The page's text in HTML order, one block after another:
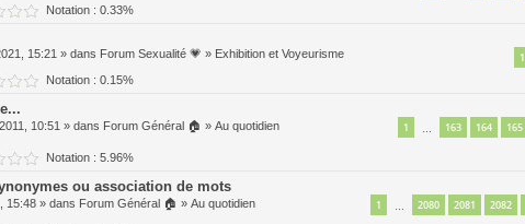
Notation : 0.33%
1
15:21 » dans Forum Sexualité 💗 » Exhibition et Voyeurisme
Notation : 0.15%
1 163 164 165
10:51 » dans Forum Général 🏠 » Au quotidien
Notation : 5.96%
ou association de mots
1 2080 2081 2082
15:48 » dans Forum Général 🏠 » Au quotidien